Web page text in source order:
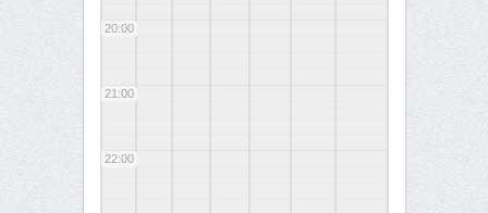
20:00
21:00
22:00